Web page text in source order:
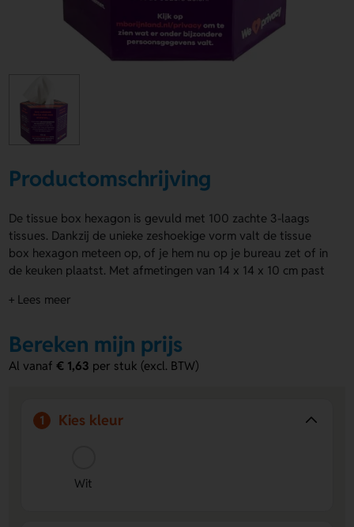
Productomschrijving
De tissue box hexagon is gevuld met 100 zachte 3-laags
tissues. Dankzij de unieke zeshoekige vorm valt de tissue
box hexagon meteen op, of je hem nu op je bureau zet of in
de keuken plaatst. Met afmetingen van 14 x 14 x 10 cm past
maakt het eenvoudig om jouw merk of boodschap duidelijk
Voordelen van de Tissue Box Hexagon
Opvallende zeshoekige vorm
op elke plek waar hij staat.
+ Lees meer
Bereken mijn prijs
Al vanaf€ 1,63 per stuk (excl. BTW)
1 Kies kleur
Wit